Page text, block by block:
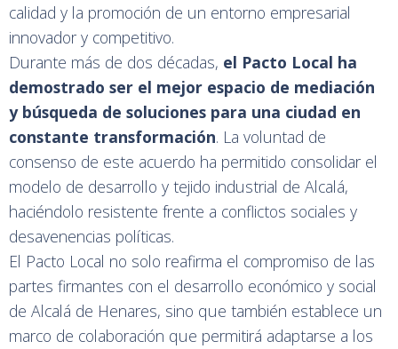
calidad y la promoción de un entorno empresarial
innovador y competitivo.
Durante más de dos décadas, el Pacto Local ha
demostrado ser el mejor espacio de mediación
y búsqueda de soluciones para una ciudad en
constante transformación. La voluntad de
consenso de este acuerdo ha permitido consolidar el
modelo de desarrollo y tejido industrial de Alcalá,
haciéndolo resistente frente a conflictos sociales y
desavenencias políticas.
El Pacto Local no solo reafirma el compromiso de las
partes firmantes con el desarrollo económico y social
de Alcalá de Henares, sino que también establece un
marco de colaboración que permitirá adaptarse a los